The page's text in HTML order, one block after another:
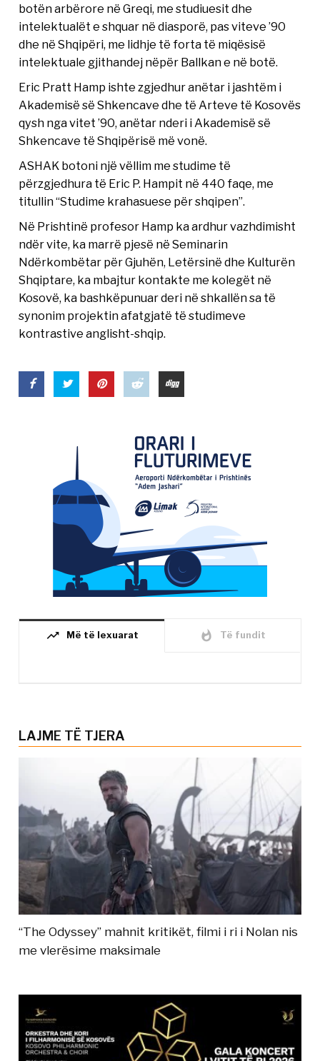
botën arbërore në Greqi, me studiuesit dhe
intelektualët e shquar në diasporë, pas viteve ’90
dhe në Shqipëri, me lidhje të forta të miqësisë
intelektuale gjithandej nëpër Ballkan e në botë.
Eric Pratt Hamp ishte zgjedhur anëtar i jashtëm i
Akademisë së Shkencave dhe të Arteve të Kosovës
qysh nga vitet ’90, anëtar nderi i Akademisë së
Shkencave të Shqipërisë më vonë.
ASHAK botoni një vëllim me studime të
përzgjedhura të Eric P. Hampit në 440 faqe, me
titullin “Studime krahasuese për shqipen”.
Në Prishtinë profesor Hamp ka ardhur vazhdimisht
ndër vite, ka marrë pjesë në Seminarin
Ndërkombëtar për Gjuhën, Letërsinë dhe Kulturën
Shqiptare, ka mbajtur kontakte me kolegët në
Kosovë, ka bashkëpunuar deri në shkallën sa të
synonim projektin afatgjatë të studimeve
kontrastive anglisht-shqip.
trending_up Më të lexuarat whatshot Të fundit
LAJME TË TJERA
“The Odyssey” mahnit kritikët, filmi i ri i Nolan nis
me vlerësime maksimale